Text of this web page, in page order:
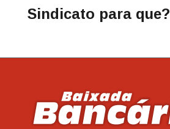
Sindicato para que?